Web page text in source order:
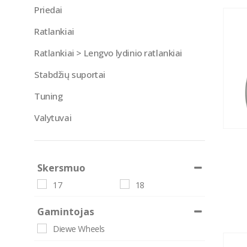
Priedai
Ratlankiai
Ratlankiai > Lengvo lydinio ratlankiai
Stabdžių suportai
Tuning
Valytuvai
Skersmuo
17 18
Gamintojas
Diewe Wheels